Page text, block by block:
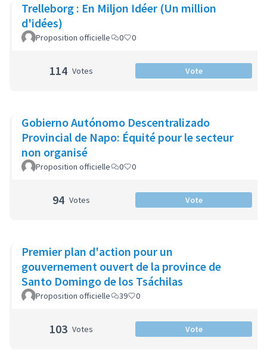
Trelleborg : En Miljon Idéer (Un million
d'idées)
Proposition officielle 0 0
114 Votes Vote
Gobierno Autónomo Descentralizado
Provincial de Napo: Équité pour le secteur
non organisé
Proposition officielle 0 0
94 Votes Vote
Premier plan d'action pour un
gouvernement ouvert de la province de
Santo Domingo de los Tsáchilas
Proposition officielle 39 0
103 Votes Vote